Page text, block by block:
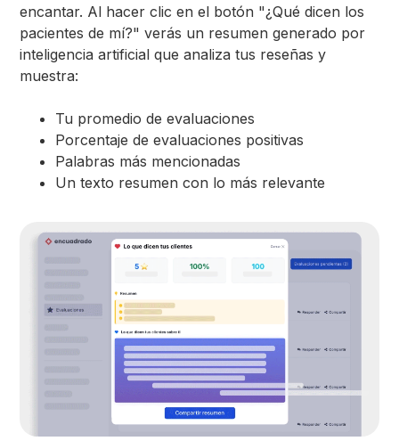
encantar. Al hacer clic en el botón "¿Qué dicen los
pacientes de mí?" verás un resumen generado por
inteligencia artificial que analiza tus reseñas y
muestra:
Tu promedio de evaluaciones
Porcentaje de evaluaciones positivas
Palabras más mencionadas
Un texto resumen con lo más relevante